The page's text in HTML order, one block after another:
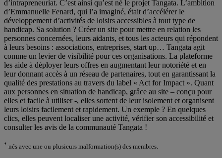
d’intrapreneuriat. C’est ainsi qu’est né le projet Tangata. L’ambition
d’Emmanuelle Fenard, qui l’a imaginé, était d’accélérer le
développement d’activités de loisirs accessibles à tout type de
handicap. Sa solution ? Créer un site pour mettre en relation les
personnes concernées, leurs aidants, et tous les acteurs qui répondent
à leurs besoins : associations, entreprises, start up… Tangata agit
comme un levier de visibilité pour ces organisations. La plateforme
les aide à déployer leurs offres en augmentant leur notoriété et en
leur donnant accès à un réseau de partenaires, tout en garantissant la
qualité des prestations au travers du label « Act for Impact ». Quant
aux personnes en situation de handicap, grâce au site – conçu pour
elles et facile à utiliser -, elles sortent de leur isolement et organisent
leurs loisirs facilement et rapidement. Un exemple ? En quelques
clics, elles peuvent localiser une activité, vérifier son accessibilité et
consulter les avis de la communauté Tangata !
* nés avec une ou plusieurs malformation(s) des membres.